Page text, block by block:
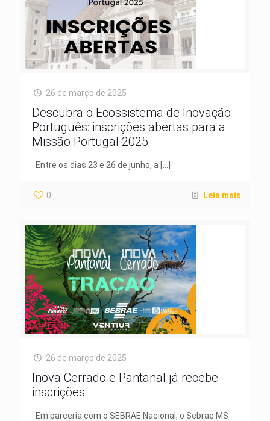
26 de março de 2025
Descubra o Ecossistema de Inovação
Português: inscrições abertas para a
Missão Portugal 2025
Entre os dias 23 e 26 de junho, a
0 Leia mais
26 de março de 2025
Inova Cerrado e Pantanal já recebe
inscrições
Em parceria com o SEBRAE Nacional, o Sebrae MS